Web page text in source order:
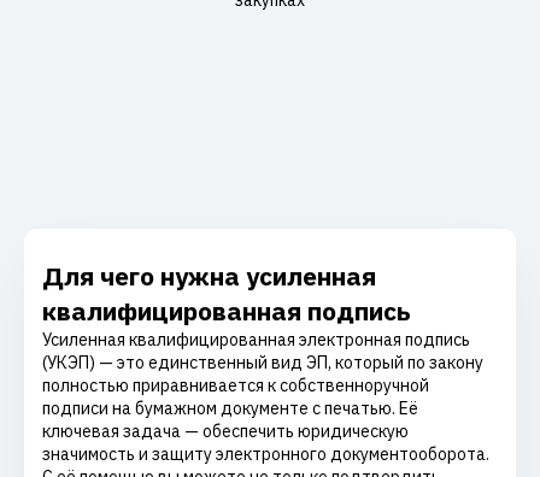
Для чего нужна усиленная
квалифицированная подпись
Усиленная квалифицированная электронная подпись
(УКЭП) — это единственный вид ЭП, который по закону
полностью приравнивается к собственноручной
подписи на бумажном документе с печатью. Её
ключевая задача — обеспечить юридическую
значимость и защиту электронного документооборота.